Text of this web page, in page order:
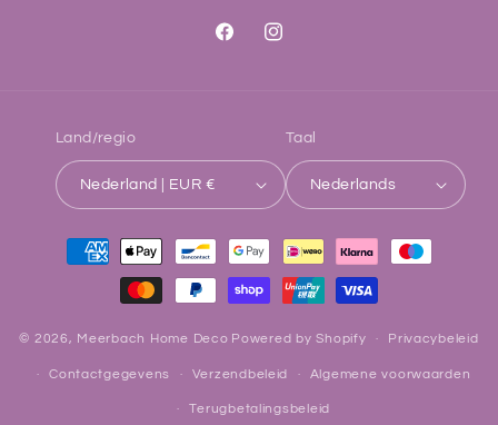
FacebookInstagram
Land/regio
Nederland | EUR €
Taal
Nederlands
Betaalmethoden
© 2026, Meerbach Home Deco Powered by Shopify Privacybeleid
Contactgegevens Verzendbeleid Algemene voorwaarden
Terugbetalingsbeleid